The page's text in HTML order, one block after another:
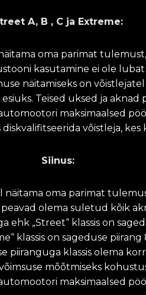
A, B , C ja Extreme:
oma parimat
kasutamine ei ole
näitamiseks on
Teised uksed ja
maksimaalsed
võistleja, kes
Siinus:
oma parimat
olema suletud kõik
ehk „Street“ klassis on
klassis on sageduse piirang
piiranguga klassis olema
mõõtmiseks
maksimaalsed